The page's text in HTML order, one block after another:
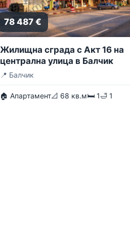
78 487 €
Жилищна сграда с Акт 16 на
централна улица в Балчик
📍 Балчик
🏠 Апартамент📐 68 кв.м🛏 1🛁 1